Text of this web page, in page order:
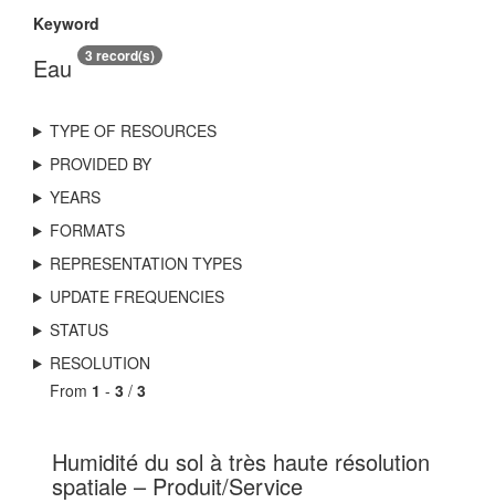
Keyword
Eau 3 record(s)
TYPE OF RESOURCES
PROVIDED BY
YEARS
FORMATS
REPRESENTATION TYPES
UPDATE FREQUENCIES
STATUS
RESOLUTION
From 1 - 3 / 3
Humidité du sol à très haute résolution
spatiale – Produit/Service